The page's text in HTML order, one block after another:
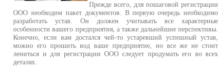
Прежде всего, для пошаговой регистрации
ООО необходим пакет документов. В первую очередь необходимо
разработать устав. Он должен учитывать все характерные
особенности вашего предприятия, а также дальнейшие перспективы.
Конечно, если вам достался чей-то устаревший успешный устав,
можно его прошить вод ваше предприятие, но все же не стоит
лениться и для регистрации ООО следует продумать его во всех
деталях.